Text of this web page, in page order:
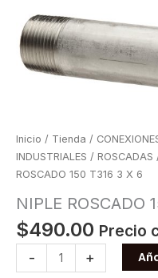
Inicio / Tienda /
INDUSTRIALES / ROSCADAS
ROSCADO 150 T316 3 X 6
NIPLE ROSCADO
$490.00 Precio
-
ROSCADO
+